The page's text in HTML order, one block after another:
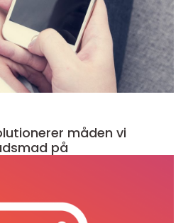
måden vi
på